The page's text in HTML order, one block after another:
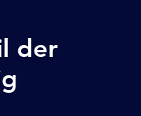
der